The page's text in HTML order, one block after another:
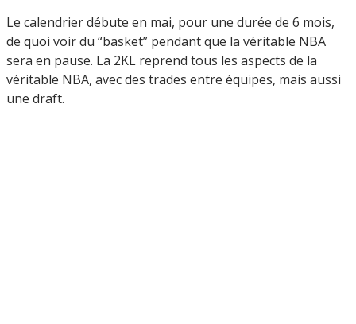
Le calendrier débute en mai, pour une durée de 6 mois,
de quoi voir du “basket” pendant que la véritable NBA
sera en pause. La 2KL reprend tous les aspects de la
véritable NBA, avec des trades entre équipes, mais aussi
une draft.